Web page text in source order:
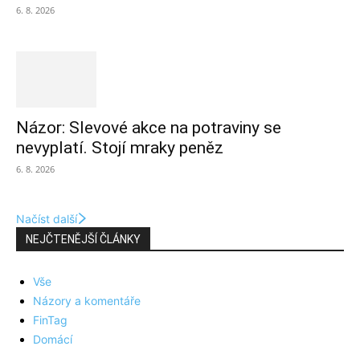
6. 8. 2026
Názor: Slevové akce na potraviny se
nevyplatí. Stojí mraky peněz
6. 8. 2026
Načíst další
NEJČTENĚJŠÍ ČLÁNKY
Vše
Názory a komentáře
FinTag
Domácí